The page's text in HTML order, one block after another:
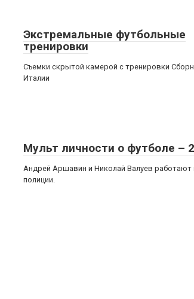
Экстремальные футбольные
тренировки
Съемки скрытой камерой с тренировки
Италии
Мульт личности о футболе –
Андрей Аршавин и Николай Валуев работают
полиции.